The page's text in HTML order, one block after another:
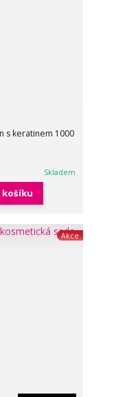
s keratinem 1000
Skladem
košíku
Akce